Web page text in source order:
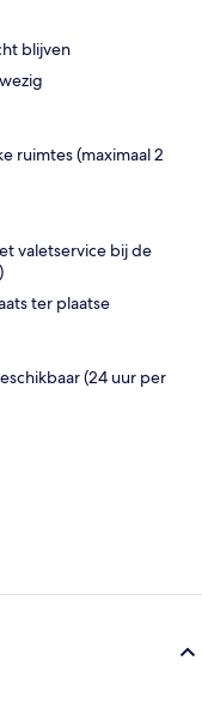
blijven
ruimtes (maximaal 2
valetservice bij de
ter plaatse
(24 uur per